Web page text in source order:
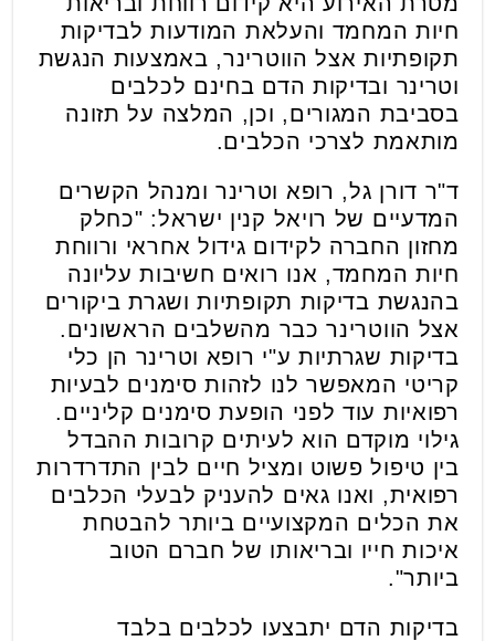
חיות המחמד והעלאת המודעות לבדיקות
תקופתיות אצל הווטרינר, באמצעות הנגשת
וטרינר ובדיקות הדם בחינם לכלבים
בסביבת המגורים, וכן, המלצה על תזונה
מותאמת לצרכי הכלבים.
ד"ר דורן גל, רופא וטרינר ומנהל הקשרים
המדעיים של רויאל קנין ישראל: "כחלק
מחזון החברה לקידום גידול אחראי ורווחת
חיות המחמד, אנו רואים חשיבות עליונה
בהנגשת בדיקות תקופתיות ושגרת ביקורים
אצל הווטרינר כבר מהשלבים הראשונים.
בדיקות שגרתיות ע"י רופא וטרינר הן כלי
קריטי המאפשר לנו לזהות סימנים לבעיות
רפואיות עוד לפני הופעת סימנים קליניים.
גילוי מוקדם הוא לעיתים קרובות ההבדל
בין טיפול פשוט ומציל חיים לבין התדרדרות
רפואית, ואנו גאים להעניק לבעלי הכלבים
את הכלים המקצועיים ביותר להבטחת
איכות חייו ובריאותו של חברם הטוב
ביותר".
בדיקות הדם יתבצעו לכלבים בלבד